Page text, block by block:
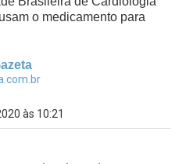
o medicamento para
às 10:21